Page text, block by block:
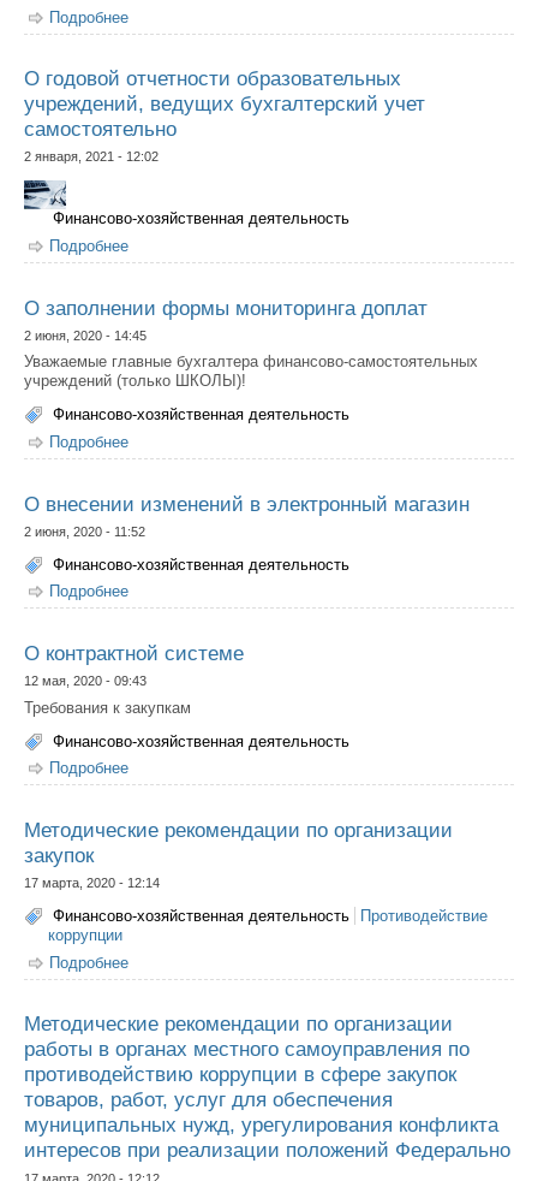
Подробнее
администрации г.Якутска
О годовой отчетности образовательных
учреждений, ведущих бухгалтерский учет
самостоятельно
2 января, 2021 - 12:02
Финансово-хозяйственная деятельность
Подробнее
ведущих бухгалтерский учет самостоятельно
О заполнении формы мониторинга доплат
2 июня, 2020 - 14:45
Уважаемые главные бухгалтера финансово-самостоятельных
учреждений (только ШКОЛЫ)!
Финансово-хозяйственная деятельность
Подробнее
О внесении изменений в электронный магазин
2 июня, 2020 - 11:52
Финансово-хозяйственная деятельность
Подробнее
О контрактной системе
12 мая, 2020 - 09:43
Требования к закупкам
Финансово-хозяйственная деятельность
Подробнее
Методические рекомендации по организации
закупок
17 марта, 2020 - 12:14
Финансово-хозяйственная деятельность
Противодействие
коррупции
Подробнее
Методические рекомендации по организации
работы в органах местного самоуправления по
противодействию коррупции в сфере закупок
товаров, работ, услуг для обеспечения
муниципальных нужд, урегулирования конфликта
интересов при реализации положений Федерально